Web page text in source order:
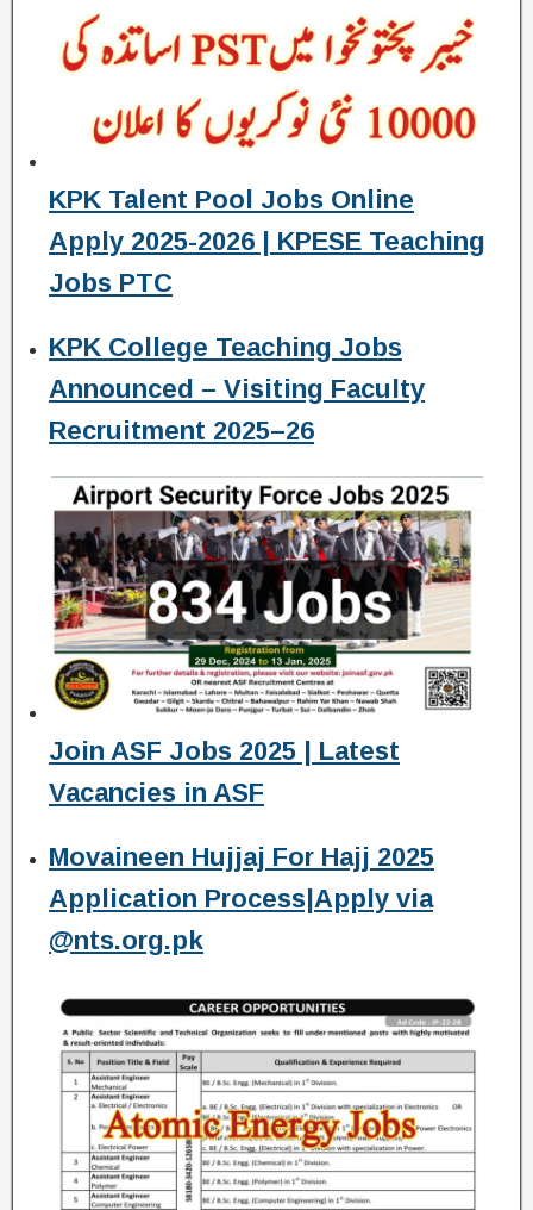
KPK Talent Pool Jobs Online
Apply 2025-2026 | KPESE Teaching
Jobs PTC
KPK College Teaching Jobs
Announced – Visiting Faculty
Recruitment 2025–26
Join ASF Jobs 2025 | Latest
Vacancies in ASF
Movaineen Hujjaj For Hajj 2025
Application Process|Apply via
@nts.org.pk